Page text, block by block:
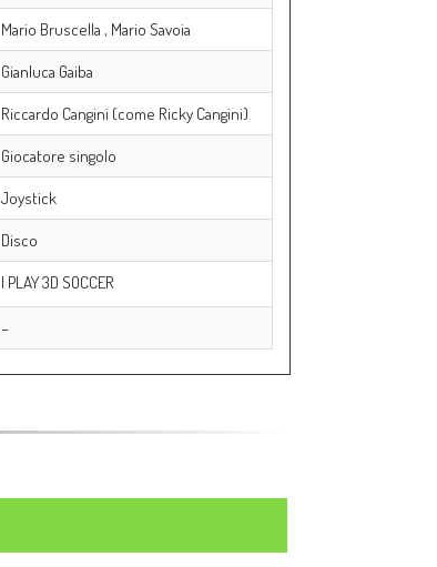
Mario Bruscella , Mario Savoia
Gianluca Gaiba
Riccardo Cangini (come Ricky Cangini)
Giocatore singolo
Joystick
Disco
I PLAY 3D SOCCER
–